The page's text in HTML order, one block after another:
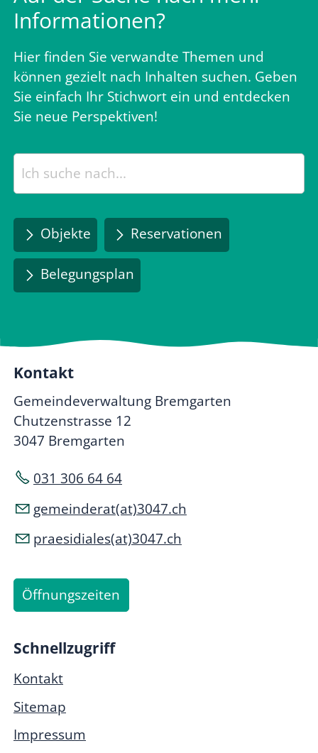
Informationen?
Hier finden Sie verwandte Themen und
können gezielt nach Inhalten suchen. Geben
Sie einfach Ihr Stichwort ein und entdecken
Sie neue Perspektiven!
Objekte Reservationen
Belegungsplan
Kontakt
Gemeindeverwaltung Bremgarten
Chutzenstrasse 12
3047 Bremgarten
031 306 64 64
gemeinderat(at)3047.ch
praesidiales(at)3047.ch
Öffnungszeiten
Schnellzugriff
Kontakt
Sitemap
Impressum